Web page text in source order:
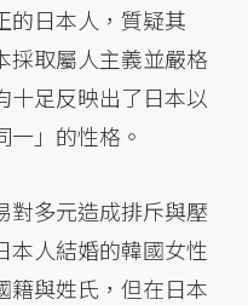
的日本人，質疑其
採取屬人主義並嚴格
十足反映出了日本以
」的性格。
對多元造成排斥與壓
本人結婚的韓國女性
籍與姓氏，但在日本